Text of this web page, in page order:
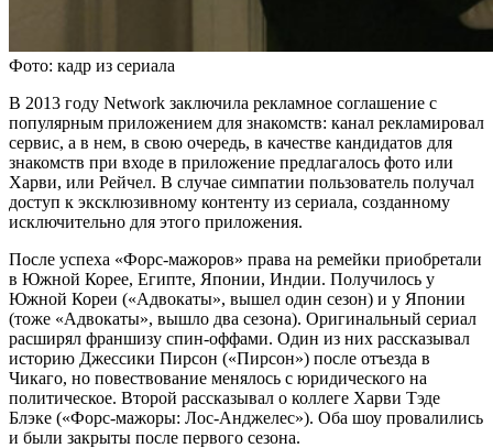
Фото: кадр из сериала
В 2013 году Network заключила рекламное соглашение с
популярным приложением для знакомств: канал рекламировал
сервис, а в нем, в свою очередь, в качестве кандидатов для
знакомств при входе в приложение предлагалось фото или
Харви, или Рейчел. В случае симпатии пользователь получал
доступ к эксклюзивному контенту из сериала, созданному
исключительно для этого приложения.
После успеха «Форс-мажоров» права на ремейки приобретали
в Южной Корее, Египте, Японии, Индии. Получилось у
Южной Кореи («Адвокаты», вышел один сезон) и у Японии
(тоже «Адвокаты», вышло два сезона). Оригинальный сериал
расширял франшизу спин-оффами. Один из них рассказывал
историю Джессики Пирсон («Пирсон») после отъезда в
Чикаго, но повествование менялось с юридического на
политическое. Второй рассказывал о коллеге Харви Тэде
Блэке («Форс-мажоры: Лос-Анджелес»). Оба шоу провалились
и были закрыты после первого сезона.